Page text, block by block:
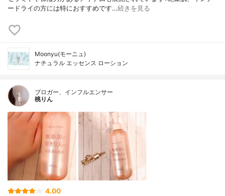
ードライの方には特におすすめです…続きを見る
Moonyu(モーニュ)
ナチュラル エッセンス ローション
ブロガー、インフルエンサー
桃りん
4.00